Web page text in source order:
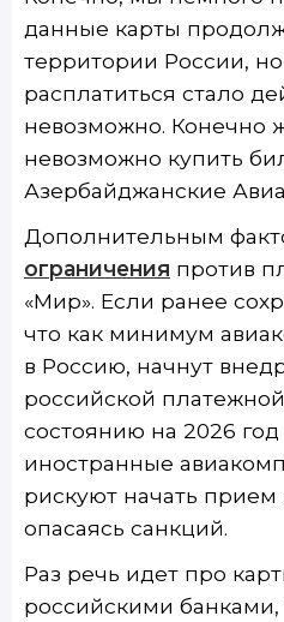
данные карты
территории России,
расплатиться стало
невозможно. Конечно
невозможно купить
Азербайджанские
Дополнительным
ограничения против
«Мир». Если ранее
что как минимум
в Россию, начнут
российской
состоянию на 2026
иностранные
рискуют начать
опасаясь санкций.
Раз речь идет про
российскими банками,